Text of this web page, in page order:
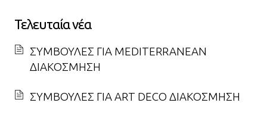
Τελευταία νέα
ΣΥΜΒΟΥΛΕΣ ΓΙΑ MEDITERRANEAN
ΔΙΑΚΟΣΜΗΣΗ
ΣΥΜΒΟΥΛΕΣ ΓΙΑ ART DECO ΔΙΑΚΟΣΜΗΣΗ